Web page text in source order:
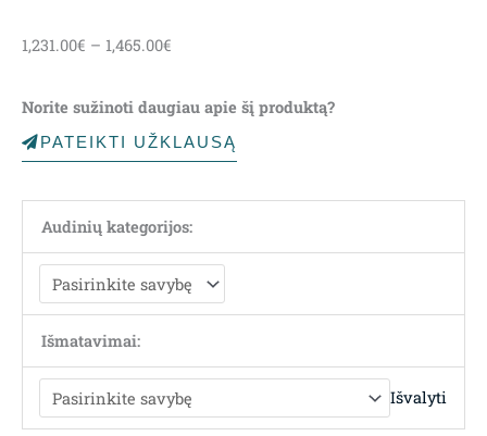
1,231.00€ – 1,465.00€
through
1,465.00€
Norite sužinoti daugiau apie šį produktą?
PATEIKTI UŽKLAUSĄ
Audinių kategorijos:
Išmatavimai:
Išvalyti